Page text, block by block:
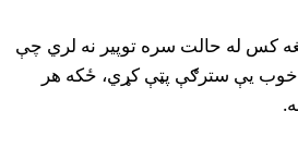
کس له حالت سره توپیر نه لري چې
یې سترګې پټې کړي، ځکه هر